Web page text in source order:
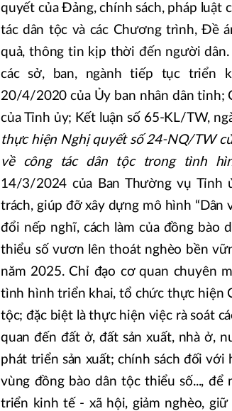
quyết của Đảng, chính sách, pháp
tác dân tộc và các Chương trình, Đề
quả, thông tin kịp thời đến người
các sở, ban, ngành tiếp tục triển
20/4/2020 của Ủy ban nhân dân tỉnh;
của Tỉnh ủy; Kết luận số 65-KL/TW,
thực hiện Nghị quyết số 24-NQ/TW
về công tác dân tộc trong tình
14/3/2024 của Ban Thường vụ Tỉnh
trách, giúp đỡ xây dựng mô hình “Dân
đổi nếp nghĩ, cách làm của đồng bào
thiểu số vươn lên thoát nghèo bền
năm 2025. Chỉ đạo cơ quan chuyên
tình hình triển khai, tổ chức thực hiện
tộc; đặc biệt là thực hiện việc rà soát
quan đến đất ở, đất sản xuất, nhà ở,
phát triển sản xuất; chính sách đối
vùng đồng bào dân tộc thiểu số..., để
triển kinh tế - xã hội, giảm nghèo,